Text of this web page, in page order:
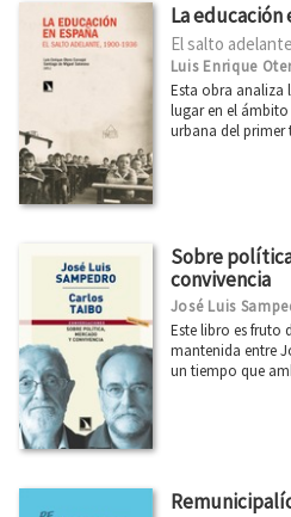
Desarrollo y Cooperación
Economía inclusiva
Dirasat - Estudios Árabes
arte + educación
Eleanor Roosevelt
Física y Ciencia para todos
Divulgación Científica
Ver todas... (21)
MATERIAS
Administración pública
África
La educación
El salto
Luis Enrique
Esta obra analiza
lugar en el
urbana del primer
Sobre
convivencia
José Luis
Este libro es fruto
mantenida entre
un tiempo que